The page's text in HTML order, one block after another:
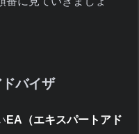
ドバイザ
EA（エキスパートアド